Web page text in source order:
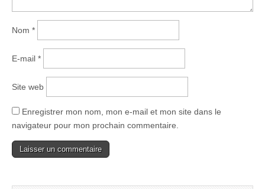
Nom *
E-mail *
Site web
Enregistrer mon nom, mon e-mail et mon site dans le
navigateur pour mon prochain commentaire.